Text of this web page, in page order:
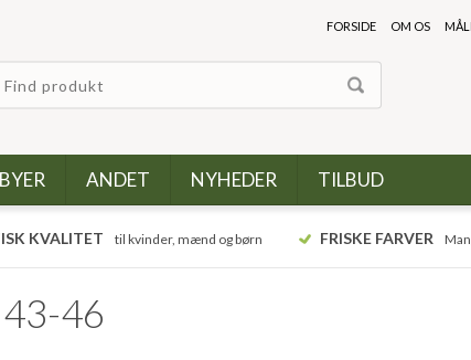
FORSIDE OM OS
ANDET NYHEDER TILBUD
KVALITET til kvinder, mænd og børn FRISKE FARVER
46